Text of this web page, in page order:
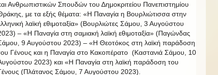
Ανθρωπιστικών Σπουδών του Δημοκριτείου Πανεπιστημίου
με τα εξής θέματα: «Η Παναγία η Βουρλιώτισσα στην
λαϊκή εθιμοταξία» (Βουρλιώτες Σάμου, 3 Αυγούστου
– «Η Παναγία στη σαμιακή λαϊκή εθιμοταξία» (Παγώνδας
9 Αυγούστου 2023) – «Η Θεοτόκος στη λαϊκή παράδοση
Γένους και η Παναγία στο Κακοπέρατο (Καστανιά Σάμου, 10
2023) και «Η Παναγία στη λαϊκή παράδοση του
(Πλάτανος Σάμου, 7 Αυγούστου 2023).